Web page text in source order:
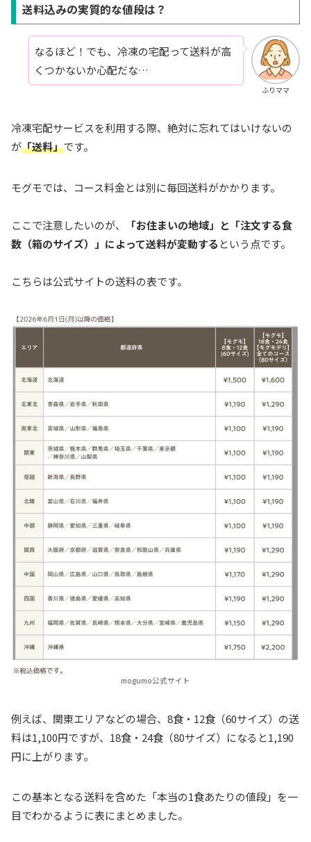
送料込みの実質的な値段は？
ふりママ
なるほど！でも、冷凍の宅配って送料が高
くつかないか心配だな…
冷凍宅配サービスを利用する際、絶対に忘れてはいけないの
が「送料」です。
モグモでは、コース料金とは別に毎回送料がかかります。
ここで注意したいのが、
「お住まいの地域」と「注文する食
数（箱のサイズ）」によって送料が変動する という点です。
こちらは公式サイトの送料の表です。
mogumo公式サイト
例えば、関東エリアなどの場合、8食・12食（60サイズ）の送
料は1,100円ですが、18食・24食（80サイズ）になると1,190
円に上がります。
この基本となる送料を含めた「本当の1食あたりの値段」を一
目でわかるように表にまとめました。